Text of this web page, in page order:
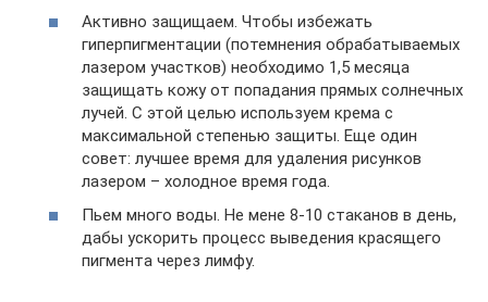
Активно защищаем. Чтобы избежать
гиперпигментации (потемнения обрабатываемых
лазером участков) необходимо 1,5 месяца
защищать кожу от попадания прямых солнечных
лучей. С этой целью используем крема с
максимальной степенью защиты. Еще один
совет: лучшее время для удаления рисунков
лазером – холодное время года.
Пьем много воды. Не мене 8-10 стаканов в день,
дабы ускорить процесс выведения красящего
пигмента через лимфу.